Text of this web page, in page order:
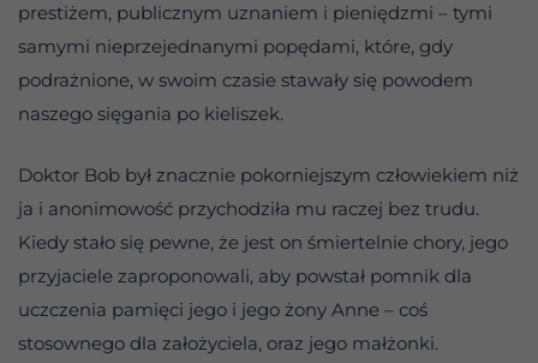
prestiżem, publicznym uznaniem i pieniędzmi – tymi
samymi nieprzejednanymi popędami, które, gdy
podrażnione, w swoim czasie stawały się powodem
naszego sięgania po kieliszek.
Doktor Bob był znacznie pokorniejszym człowiekiem niż
ja i anonimowość przychodziła mu raczej bez trudu.
Kiedy stało się pewne, że jest on śmiertelnie chory, jego
przyjaciele zaproponowali, aby powstał pomnik dla
uczczenia pamięci jego i jego żony Anne – coś
stosownego dla założyciela, oraz jego małżonki.